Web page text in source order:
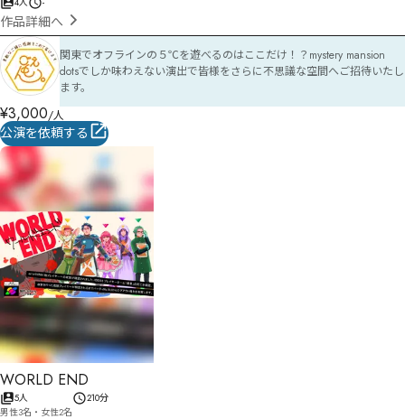
作品詳細へ
関東でオフラインの５℃を遊べるのはここだけ！？mystery mansion
dotsでしか味わえない演出で皆様をさらに不思議な空間へご招待いたし
ます。
¥3,000/人
公演を依頼する
WORLD END
5人
男性3名・女性2名
210分